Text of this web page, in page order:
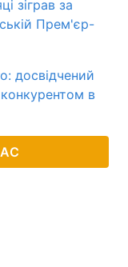
зіграв за
Прем'єр-
досвідчений
в